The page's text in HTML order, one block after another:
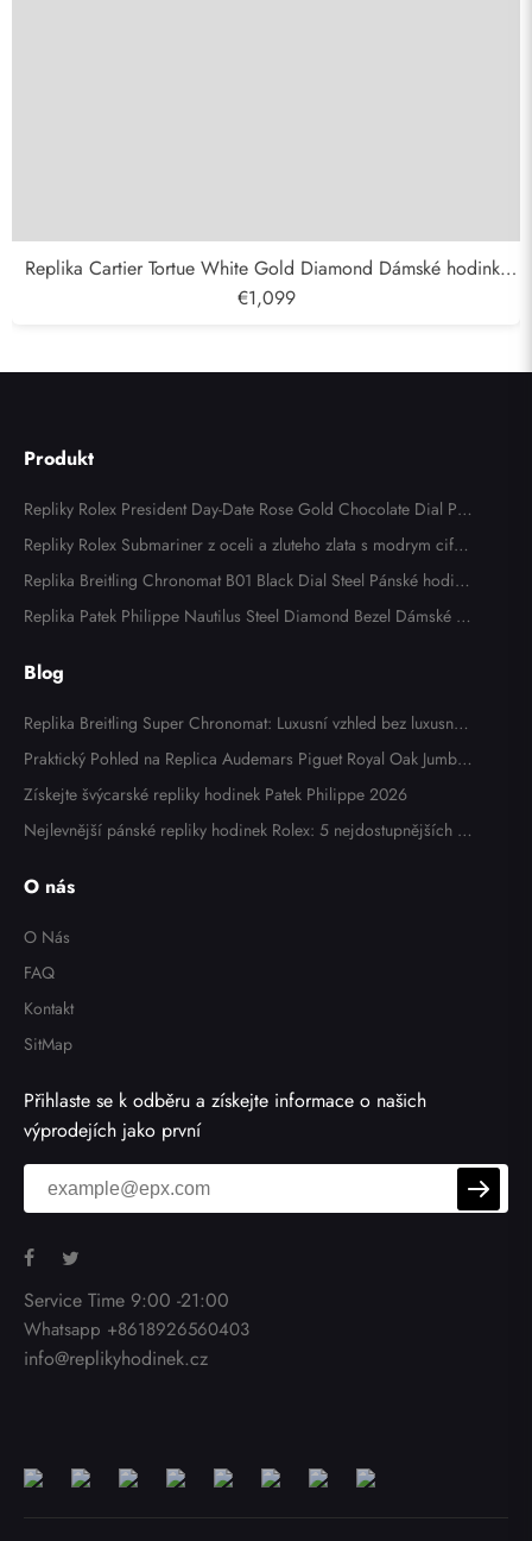
Replika Cartier Tortue White Gold Diamond Dámské hodinky
WA501011
€1,099
Produkt
Repliky Rolex President Day-Date Rose Gold Chocolate Dial Pa
nske hodinek 118135
Repliky Rolex Submariner z oceli a zluteho zlata s modrym cifer
nikem a lunetou panskych hodinek 116613
Replika Breitling Chronomat B01 Black Dial Steel Pánské hodink
y AB0134
Replika Patek Philippe Nautilus Steel Diamond Bezel Dámské h
Blog
Replika Breitling Super Chronomat: Luxusní vzhled bez luxusní c
eny
Praktický Pohled na Replica Audemars Piguet Royal Oak Jumbo
Extra Thin 15202OR: Zkušenosti Majitele
Získejte švýcarské repliky hodinek Patek Philippe 2026
Nejlevnější pánské repliky hodinek Rolex: 5 nejdostupnějších m
O nás
O Nás
FAQ
Kontakt
SitMap
Přihlaste se k odběru a získejte informace o našich
výprodejích jako první
Service Time 9:00 -21:00
Whatsapp +8618926560403
info@replikyhodinek.cz